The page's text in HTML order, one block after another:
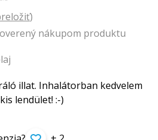
)
nákupom produktu
illat. Inhalátorban kedvelem
lendület! :-)